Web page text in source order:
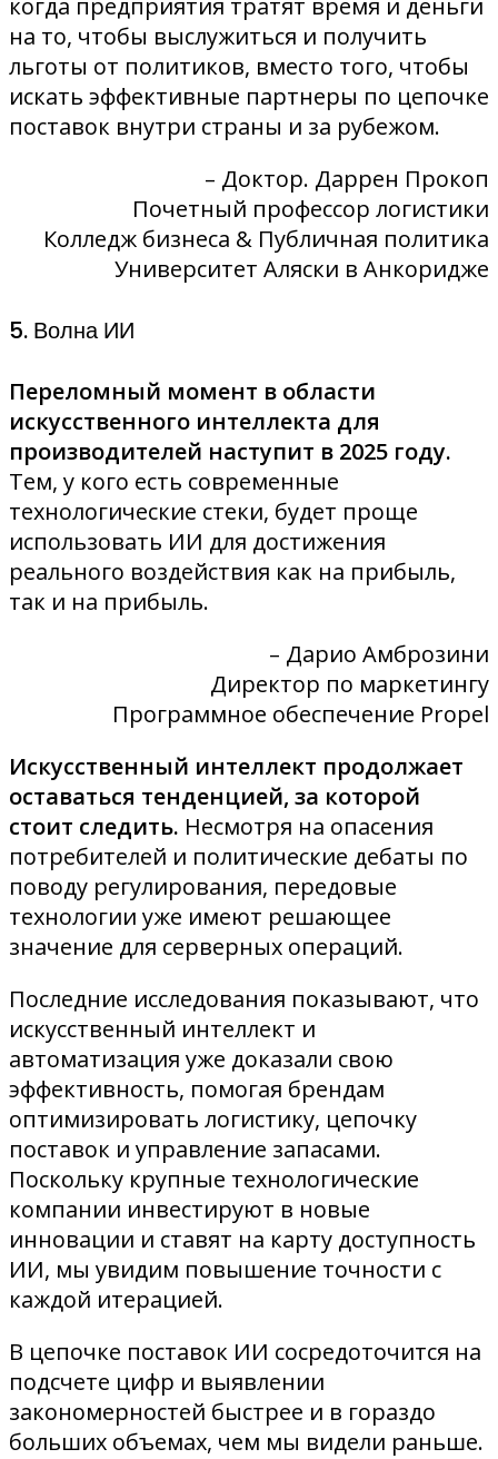
когда предприятия тратят время и деньги
на то, чтобы выслужиться и получить
льготы от политиков, вместо того, чтобы
искать эффективные партнеры по цепочке
поставок внутри страны и за рубежом.
– Доктор. Даррен Прокоп
Почетный профессор логистики
Колледж бизнеса & Публичная политика
Университет Аляски в Анкоридже
5. Волна ИИ
Переломный момент в области
искусственного интеллекта для
производителей наступит в 2025 году.
Тем, у кого есть современные
технологические стеки, будет проще
использовать ИИ для достижения
реального воздействия как на прибыль,
так и на прибыль.
– Дарио Амброзини
Директор по маркетингу
Программное обеспечение Propel
Искусственный интеллект продолжает
оставаться тенденцией, за которой
стоит следить. Несмотря на опасения
потребителей и политические дебаты по
поводу регулирования, передовые
технологии уже имеют решающее
значение для серверных операций.
Последние исследования показывают, что
искусственный интеллект и
автоматизация уже доказали свою
эффективность, помогая брендам
оптимизировать логистику, цепочку
поставок и управление запасами.
Поскольку крупные технологические
компании инвестируют в новые
инновации и ставят на карту доступность
ИИ, мы увидим повышение точности с
каждой итерацией.
В цепочке поставок ИИ сосредоточится на
подсчете цифр и выявлении
закономерностей быстрее и в гораздо
больших объемах, чем мы видели раньше.